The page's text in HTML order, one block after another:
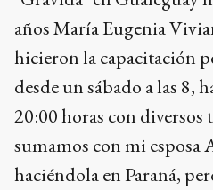
años María Eugenia
hicieron la capacitación
desde un sábado a las 8,
20:00 horas con diversos
sumamos con mi esposa
haciéndola en Paraná,